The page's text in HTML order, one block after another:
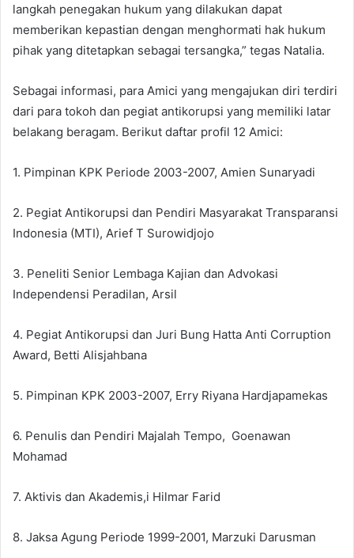
langkah penegakan hukum yang dilakukan dapat
memberikan kepastian dengan menghormati hak hukum
pihak yang ditetapkan sebagai tersangka,” tegas Natalia.
Sebagai informasi, para Amici yang mengajukan diri terdiri
dari para tokoh dan pegiat antikorupsi yang memiliki latar
belakang beragam. Berikut daftar profil 12 Amici:
1. Pimpinan KPK Periode 2003-2007, Amien Sunaryadi
2. Pegiat Antikorupsi dan Pendiri Masyarakat Transparansi
Indonesia (MTI), Arief T Surowidjojo
3. Peneliti Senior Lembaga Kajian dan Advokasi
Independensi Peradilan, Arsil
4. Pegiat Antikorupsi dan Juri Bung Hatta Anti Corruption
Award, Betti Alisjahbana
5. Pimpinan KPK 2003-2007, Erry Riyana Hardjapamekas
6. Penulis dan Pendiri Majalah Tempo, Goenawan
Mohamad
7. Aktivis dan Akademis,i Hilmar Farid
8. Jaksa Agung Periode 1999-2001, Marzuki Darusman